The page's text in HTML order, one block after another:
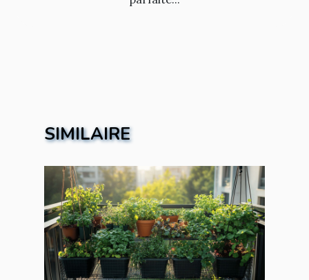
SIMILAIRE